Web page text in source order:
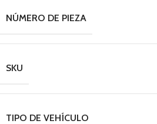
NÚMERO DE PIEZA
SKU
TIPO DE VEHÍCULO